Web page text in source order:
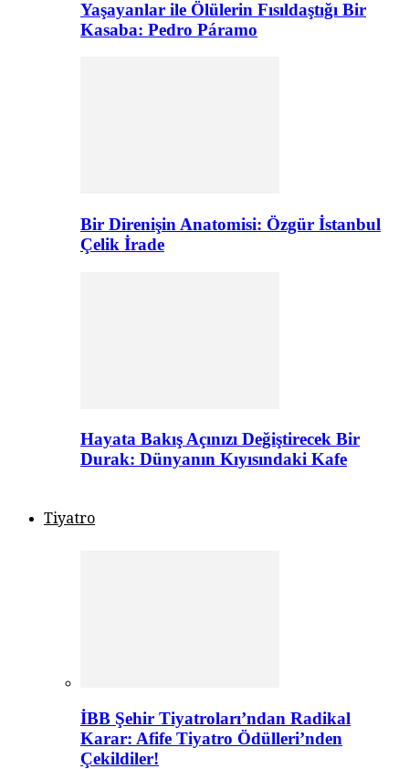
Yaşayanlar ile Ölülerin Fısıldaştığı Bir
Kasaba: Pedro Páramo
Bir Direnişin Anatomisi: Özgür İstanbul
Çelik İrade
Hayata Bakış Açınızı Değiştirecek Bir
Durak: Dünyanın Kıyısındaki Kafe
Tiyatro
İBB Şehir Tiyatroları’ndan Radikal
Karar: Afife Tiyatro Ödülleri’nden
Çekildiler!